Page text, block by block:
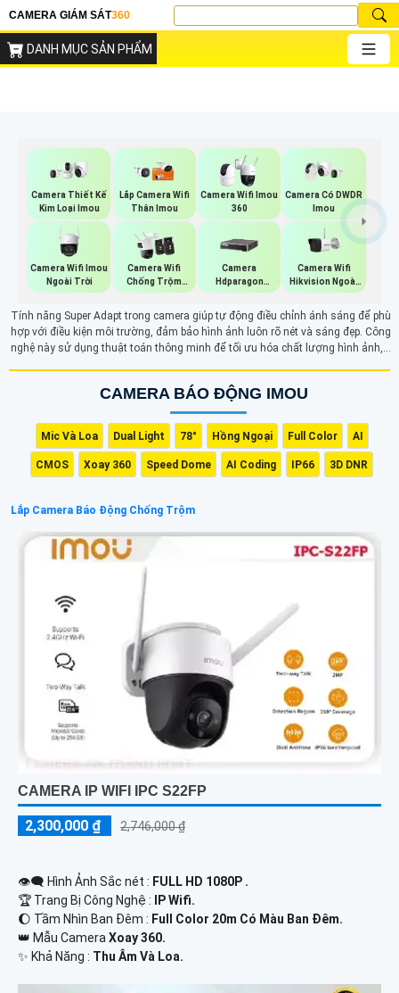
CAMERA GIÁM SÁT360
DANH MỤC SẢN PHẨM
Camera Thiết Kế
Kim Loại Imou
Lắp Camera Wifi
Thân Imou
Camera Wifi Imou
360
Camera Có DWDR
Imou
Camera Wifi Imou
Ngoài Trời
Camera Wifi
Chống Trộm
Imou
Camera
Hdparagon
Starlight
Camera Wifi
Hikvision Ngoài
Trời
Tính năng Super Adapt trong camera giúp tự động điều chỉnh ánh sáng để phù
hợp với điều kiện môi trường, đảm bảo hình ảnh luôn rõ nét và sáng đẹp. Công
nghệ này sử dụng thuật toán thông minh để tối ưu hóa chất lượng hình ảnh,
và sắc nét trong mọi điều kiện.CAMERA BÁO ĐỘNG IMOU
Mic Và Loa Dual Light 78° Hồng Ngoại Full Color AI
CMOS Xoay 360 Speed Dome AI Coding IP66 3D DNR
Lắp Camera Báo Động Chống Trộm
CAMERA IP WIFI IPC S22FP
2,300,000 ₫ 2,746,000 ₫
👁️‍🗨 Hình Ảnh Sắc nét : FULL HD 1080P .
🏆 Trang Bị Công Nghệ :
IP Wifi.
🌔 Tầm Nhìn Ban Đêm : Full Color 20m Có Màu Ban Đêm.
👑 Mẫu Camera Xoay 360.
️✨ Khả Năng : Thu Âm Và Loa.